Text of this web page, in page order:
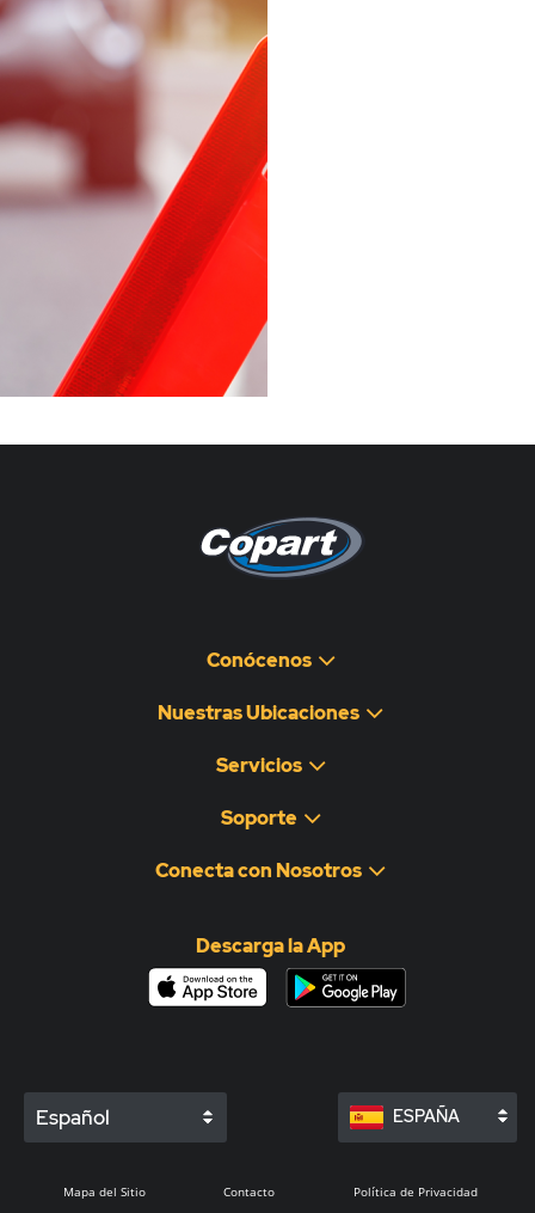
Esta página não está
disponível
このページは現在利用できま
せん
Pagina non disponibile
هذه الصفحة غير متوفرة
Conócenos
Nuestras Ubicaciones
Servicios
Soporte
Conecta con Nosotros
Descarga la App
Español ESPAÑA
Mapa del Sitio Contacto Política de Privacidad